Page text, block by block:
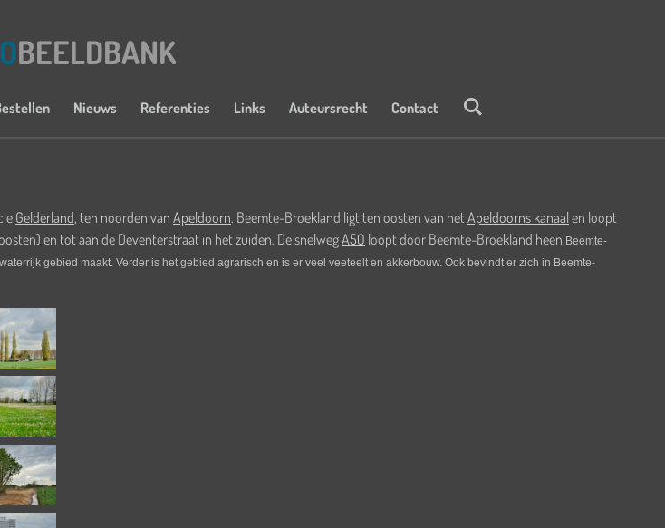
BEELDBANK
Nieuws Referenties Links Auteursrecht Contact
Gelderland, ten noorden van Apeldoorn. Beemte-Broekland ligt ten oosten van hetApeldoorns kanaal en loopt
en tot aan de Deventerstraat in het zuiden. De snelwegA50 loopt door Beemte-Broekland heen. Beemte-
gebied maakt. Verder is het gebied agrarisch en is er veel veeteelt en akkerbouw. Ook bevindt er zich in Beemte-